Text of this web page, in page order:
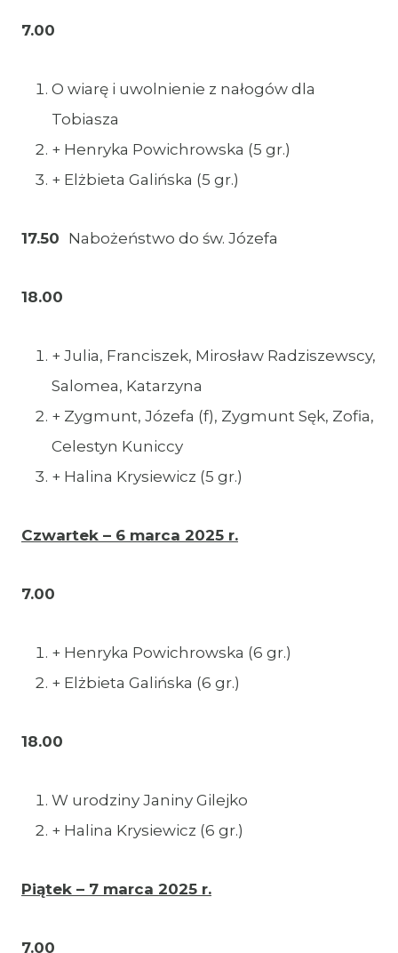
7.00
O wiarę i uwolnienie z nałogów dla
Tobiasza
+ Henryka Powichrowska (5 gr.)
+ Elżbieta Galińska (5 gr.)
17.50 Nabożeństwo do św. Józefa
18.00
+ Julia, Franciszek, Mirosław Radziszewscy,
Salomea, Katarzyna
+ Zygmunt, Józefa (f), Zygmunt Sęk, Zofia,
Celestyn Kuniccy
+ Halina Krysiewicz (5 gr.)
Czwartek – 6 marca 2025 r.
7.00
+ Henryka Powichrowska (6 gr.)
+ Elżbieta Galińska (6 gr.)
18.00
W urodziny Janiny Gilejko
+ Halina Krysiewicz (6 gr.)
Piątek – 7 marca 2025 r.
7.00